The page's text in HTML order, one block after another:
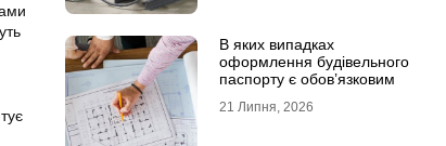
В яких випадках
оформлення будівельного
паспорту є обов’язковим
21 Липня, 2026